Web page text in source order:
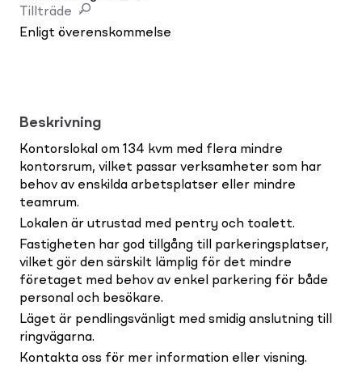
Tillträde
Enligt överenskommelse
Beskrivning
Kontorslokal om 134 kvm med flera mindre
kontorsrum, vilket passar verksamheter som har
behov av enskilda arbetsplatser eller mindre
teamrum.
Lokalen är utrustad med pentry och toalett.
Fastigheten har god tillgång till parkeringsplatser,
vilket gör den särskilt lämplig för det mindre
företaget med behov av enkel parkering för både
personal och besökare.
Läget är pendlingsvänligt med smidig anslutning till
ringvägarna.
Kontakta oss för mer information eller visning.